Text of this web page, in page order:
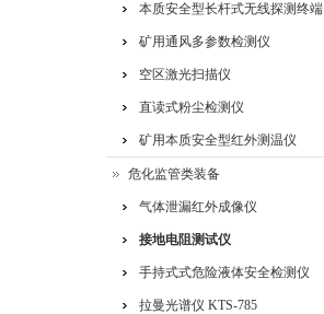
本质安全型长杆式无线探测终端
矿用通风多参数检测仪
空区激光扫描仪
直读式粉尘检测仪
矿用本质安全型红外测温仪
危化监管类装备
气体泄漏红外成像仪
接地电阻测试仪
手持式式危险液体安全检测仪
拉曼光谱仪 KTS-785